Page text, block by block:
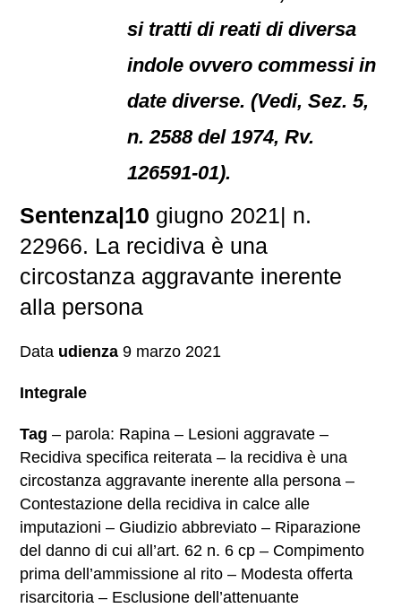
si tratti di reati di diversa
indole ovvero commessi in
date diverse. (Vedi, Sez. 5,
n. 2588 del 1974, Rv.
126591-01).
Sentenza|10 giugno 2021| n.
22966. La recidiva è una
circostanza aggravante inerente
alla persona
Data udienza 9 marzo 2021
Integrale
Tag – parola: Rapina – Lesioni aggravate –
Recidiva specifica reiterata – la recidiva è una
circostanza aggravante inerente alla persona –
Contestazione della recidiva in calce alle
imputazioni – Giudizio abbreviato – Riparazione
del danno di cui all’art. 62 n. 6 cp – Compimento
prima dell’ammissione al rito – Modesta offerta
risarcitoria – Esclusione dell’attenuante